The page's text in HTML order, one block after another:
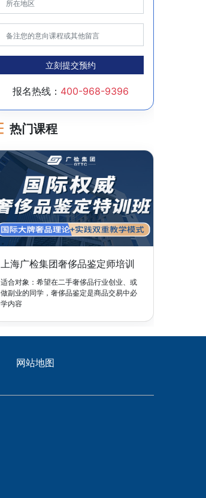
立刻提交预约
报名热线： 400-968-9396
热门课程
上海广检集团奢侈品鉴定师培训
适合对象：希望在二手奢侈品行业创业、或
做副业的同学，奢侈品鉴定是商品交易中必
学内容
网站地图